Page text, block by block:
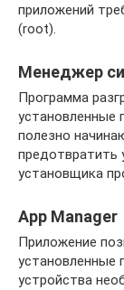
приложений
(root).
Менеджер
Программа
установленные
полезно
предотвратить
установщика
App Manager
Приложение
установленные
устройства